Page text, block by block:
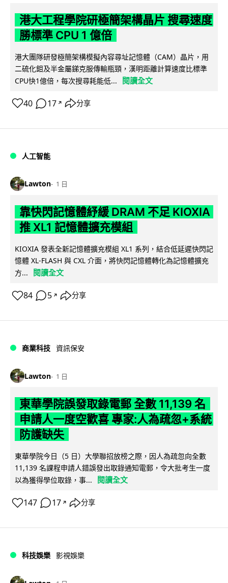
港大工程學院研極簡架構晶片 搜尋速度
勝標準 CPU 1 億倍
港大團隊研發極簡架構模擬內容尋址記憶體（CAM）晶片，用
二硫化鉬及半金屬銻克服傳輸瓶頸，漢明距離計算速度比標準
CPU快1億倍，每次搜尋耗能低...
閱讀全文
40 17 ↗ 分享
人工智能
Lawton 1 日
靠快閃記憶體紓緩 DRAM 不足 KIOXIA
推 XL1 記憶體擴充模組
KIOXIA 發表全新記憶體擴充模組 XL1 系列，結合低延遲快閃記
憶體 XL-FLASH 與 CXL 介面，將快閃記憶體轉化為記憶體擴充
方...
閱讀全文
84 5 ↗ 分享
商業科技 資訊保安
Lawton 1 日
東華學院誤發取錄電郵 全數 11,139 名
申請人一度空歡喜 專家:人為疏忽+系統
防護缺失
東華學院今日（5 日）大學聯招放榜之際，因人為疏忽向全數
11,139 名課程申請人錯誤發出取錄通知電郵，令大批考生一度
以為獲得學位取錄，事...
閱讀全文
147 17 ↗ 分享
科技娛樂 影視娛樂